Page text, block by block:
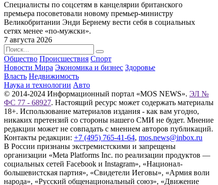
Специалисты по соцсетям в канцелярии британского
премьера посоветовали новому премьер-министру
Великобритании Энди Бернему вести себя в социальных
сетях менее «по-мужски».
7 августа 2026
Общество Происшествия Спорт
Новости Мира Экономика и бизнес Здоровье
Власть Недвижимость
Наука и технологии Авто
© 2014-2024 Информационный портал «MOS NEWS». ЭЛ №
ФС 77 - 68927. Настоящий ресурс может содержать материалы
18+. Использование материалов издания - как вам угодно,
никаких претензий со стороны нашего СМИ не будет. Мнение
редакции может не совпадать с мнением авторов публикаций.
Контакты редакции: +7 (495) 765-41-64, mos.news@inbox.ru
В России признаны экстремистскими и запрещены
организации «Meta Platforms Inc. по реализации продуктов —
социальных сетей Facebook и Instagram», «Национал-
большевистская партия», «Свидетели Иеговы», «Армия воли
народа», «Русский общенациональный союз», «Движение